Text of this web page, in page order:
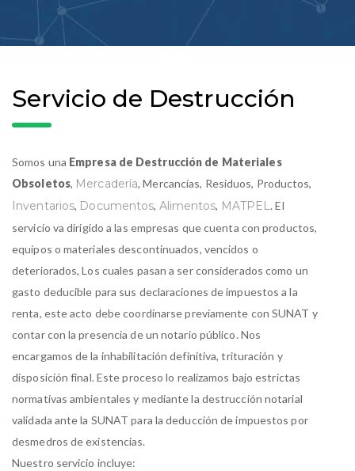
Servicio de Destrucción
Somos una Empresa de Destrucción de Materiales
Obsoletos, Mercadería, Mercancías, Residuos, Productos,
Inventarios, Documentos, Alimentos, MATPEL. El
servicio va dirigido a las empresas que cuenta con productos,
equipos o materiales descontinuados, vencidos o
deteriorados, Los cuales pasan a ser considerados como un
gasto deducible para sus declaraciones de impuestos a la
renta, este acto debe coordinarse previamente con SUNAT y
contar con la presencia de un notario público. Nos
encargamos de la inhabilitación definitiva, trituración y
disposición final. Este proceso lo realizamos bajo estrictas
normativas ambientales y mediante la destrucción notarial
validada ante la SUNAT para la deducción de impuestos por
desmedros de existencias.
Nuestro servicio incluye: